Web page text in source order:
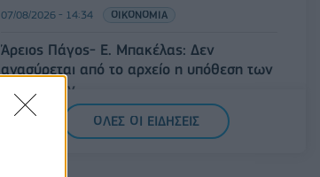
07/08/2026 - 14:34 ΟΙΚΟΝΟΜΙΑ
Άρειος Πάγος- Ε. Μπακέλας: Δεν
ανασύρεται από το αρχείο η υπόθεση των
υποκλοπών
07/08/2026 - 14:11
ΟΛΕΣ ΟΙ ΕΙΔΗΣΕΙΣ